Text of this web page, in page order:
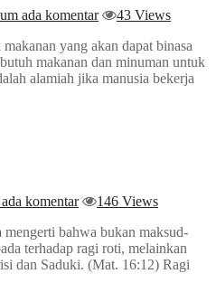
ada komentar
43 Views
yang akan dapat binasa
makanan dan minuman untuk
alamiah jika manusia bekerja
komentar
146 Views
bahwa bukan maksud-
terhadap ragi roti, melainkan
dan Saduki. (Mat. 16:12) Ragi